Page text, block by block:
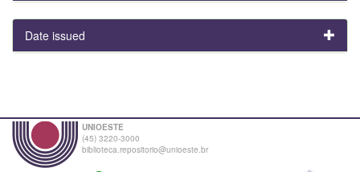
Date issued
UNIOESTE
(45) 3220-3000
biblioteca.repositorio@unioeste.br